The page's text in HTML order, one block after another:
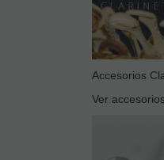
Accesorios
Ver